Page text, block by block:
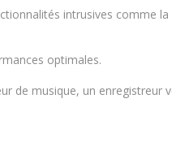
intrusives comme
optimales.
de musique, un enregistreur